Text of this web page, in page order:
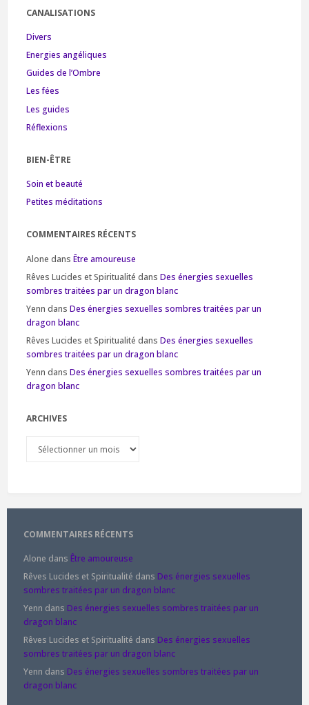
CANALISATIONS
Divers
Energies angéliques
Guides de l’Ombre
Les fées
Les guides
Réflexions
BIEN-ÊTRE
Soin et beauté
Petites méditations
COMMENTAIRES RÉCENTS
Alone dans Être amoureuse
Rêves Lucides et Spiritualité dans Des énergies sexuelles
sombres traitées par un dragon blanc
Yenn dans Des énergies sexuelles sombres traitées par un
dragon blanc
Rêves Lucides et Spiritualité dans Des énergies sexuelles
sombres traitées par un dragon blanc
Yenn dans Des énergies sexuelles sombres traitées par un
dragon blanc
ARCHIVES
COMMENTAIRES RÉCENTS
Alone dans Être amoureuse
Rêves Lucides et Spiritualité dans Des énergies sexuelles
sombres traitées par un dragon blanc
Yenn dans Des énergies sexuelles sombres traitées par un
dragon blanc
Rêves Lucides et Spiritualité dans Des énergies sexuelles
sombres traitées par un dragon blanc
Yenn dans Des énergies sexuelles sombres traitées par un
dragon blanc